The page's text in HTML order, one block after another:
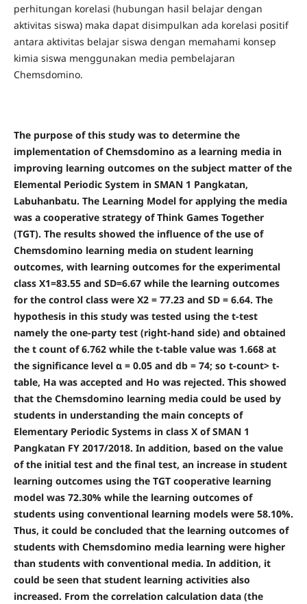
perhitungan korelasi (hubungan hasil belajar dengan
aktivitas siswa) maka dapat disimpulkan ada korelasi positif
antara aktivitas belajar siswa dengan memahami konsep
kimia siswa menggunakan media pembelajaran
Chemsdomino.
The purpose of this study was to determine the
implementation of Chemsdomino as a learning media in
improving learning outcomes on the subject matter of the
Elemental Periodic System in SMAN 1 Pangkatan,
Labuhanbatu. The Learning Model for applying the media
was a cooperative strategy of Think Games Together
(TGT). The results showed the influence of the use of
Chemsdomino learning media on student learning
outcomes, with learning outcomes for the experimental
class X1=83.55 and SD=6.67 while the learning outcomes
for the control class were X2 = 77.23 and SD = 6.64. The
hypothesis in this study was tested using the t-test
namely the one-party test (right-hand side) and obtained
the t count of 6.762 while the t-table value was 1.668 at
the significance level α = 0.05 and db = 74; so t-count> t-
table, Ha was accepted and Ho was rejected. This showed
that the Chemsdomino learning media could be used by
students in understanding the main concepts of
Elementary Periodic Systems in class X of SMAN 1
Pangkatan FY 2017/2018. In addition, based on the value
of the initial test and the final test, an increase in student
learning outcomes using the TGT cooperative learning
model was 72.30% while the learning outcomes of
students using conventional learning models were 58.10%.
Thus, it could be concluded that the learning outcomes of
students with Chemsdomino media learning were higher
than students with conventional media. In addition, it
could be seen that student learning activities also
increased. From the correlation calculation data (the